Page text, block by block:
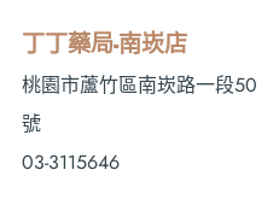
丁丁藥局-南崁店
桃園市蘆竹區南崁路一段50
號
03-3115646